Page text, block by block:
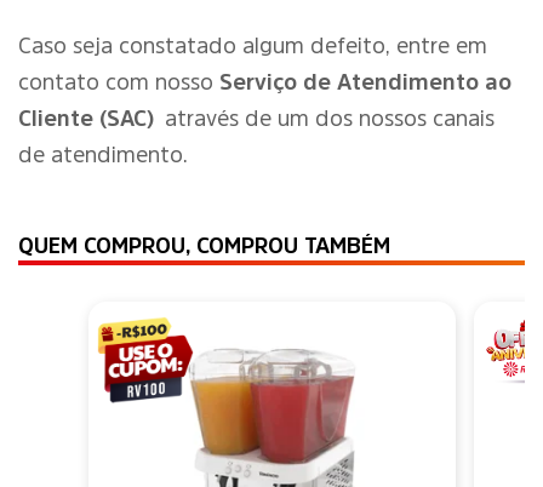
Caso seja constatado algum defeito, entre em
contato com nosso Serviço de Atendimento ao
Cliente (SAC) através de um dos nossos canais
de atendimento.
QUEM COMPROU, COMPROU TAMBÉM